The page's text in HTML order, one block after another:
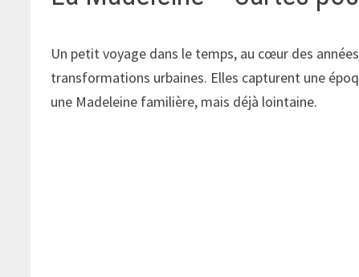
Un petit voyage dans le temps, au cœur des
transformations urbaines. Elles capturent une
une Madeleine familière, mais déjà lointaine.